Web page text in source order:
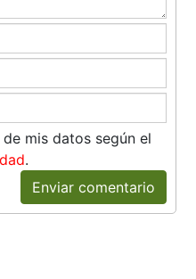
mis datos según el
.
Enviar comentario